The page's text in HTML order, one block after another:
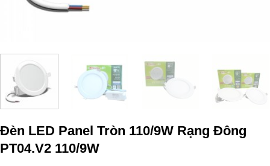
Đèn LED Panel Tròn 110/9W Rạng Đông
PT04.V2 110/9W